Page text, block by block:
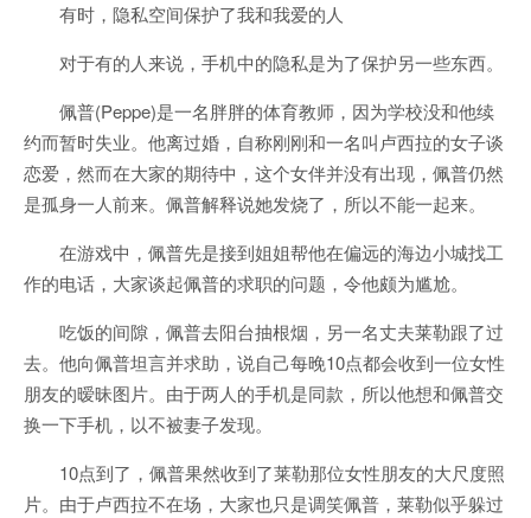
有时，隐私空间保护了我和我爱的人
对于有的人来说，手机中的隐私是为了保护另一些东西。
佩普(Peppe)是一名胖胖的体育教师，因为学校没和他续
约而暂时失业。他离过婚，自称刚刚和一名叫卢西拉的女子谈
恋爱，然而在大家的期待中，这个女伴并没有出现，佩普仍然
是孤身一人前来。佩普解释说她发烧了，所以不能一起来。
在游戏中，佩普先是接到姐姐帮他在偏远的海边小城找工
作的电话，大家谈起佩普的求职的问题，令他颇为尴尬。
吃饭的间隙，佩普去阳台抽根烟，另一名丈夫莱勒跟了过
去。他向佩普坦言并求助，说自己每晚10点都会收到一位女性
朋友的暧昧图片。由于两人的手机是同款，所以他想和佩普交
换一下手机，以不被妻子发现。
10点到了，佩普果然收到了莱勒那位女性朋友的大尺度照
片。由于卢西拉不在场，大家也只是调笑佩普，莱勒似乎躲过